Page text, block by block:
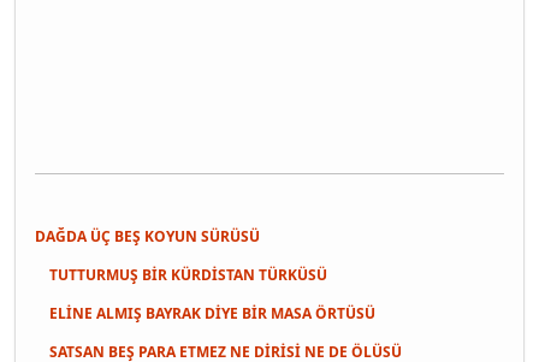
DAĞDA ÜÇ BEŞ KOYUN SÜRÜSÜ
TUTTURMUŞ BİR KÜRDİSTAN TÜRKÜSÜ
ELİNE ALMIŞ BAYRAK DİYE BİR MASA ÖRTÜSÜ
SATSAN BEŞ PARA ETMEZ NE DİRİSİ NE DE ÖLÜSÜ